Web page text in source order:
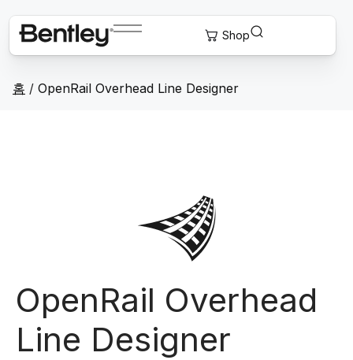
홈 / OpenRail Overhead Line Designer
OpenRail Overhead
Line Designer